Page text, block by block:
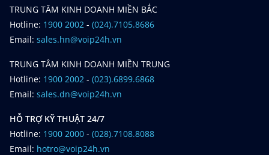
TRUNG TÂM KINH DOANH MIỀN BẮC
Hotline: 1900 2002 - (024).7105.8686
Email: sales.hn@voip24h.vn
TRUNG TÂM KINH DOANH MIỀN TRUNG
Hotline: 1900 2002 - (023).6899.6868
Email: sales.dn@voip24h.vn
HỖ TRỢ KỸ THUẬT 24/7
Hotline: 1900 2000 - (028).7108.8088
Email: hotro@voip24h.vn